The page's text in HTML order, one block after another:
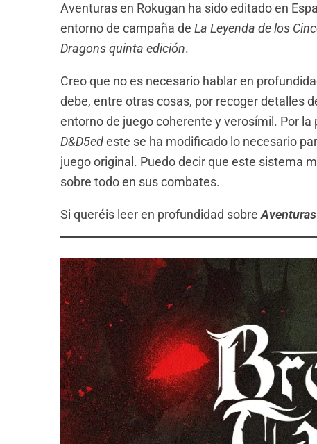
Aventuras en Rokugan ha sido editado en
entorno de campaña de La Leyenda de los
Dragons quinta edición.
Creo que no es necesario hablar en
debe, entre otras cosas, por recoger detalles
entorno de juego coherente y verosímil. Por
D&D5edeste se ha modificado lo necesario
juego original. Puedo decir que este sistema
sobre todo en sus combates.
Si queréis leer en profundidad sobre